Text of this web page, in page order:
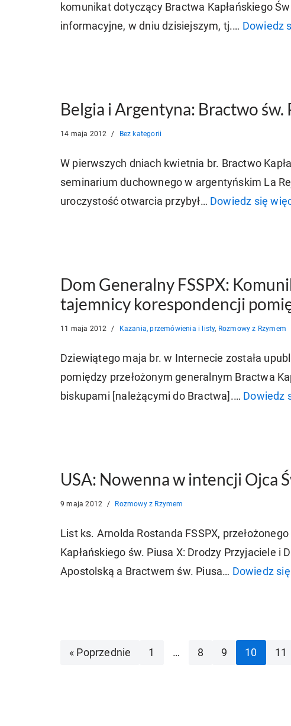
komunikat dotyczący Bractwa Kapłańskiego
informacyjne, w dniu dzisiejszym, tj.… Dowiedz
Belgia i Argentyna: Bractwo św.
14 maja 2012 Bez kategorii
W pierwszych dniach kwietnia br. Bractwo
seminarium duchownego w argentyńskim La
uroczystość otwarcia przybył… Dowiedz się
Dom Generalny FSSPX:
tajemnicy korespondencji
11 maja 2012 Kazania, przemówienia i listy, Rozmowy z Rzymem
Dziewiątego maja br. w Internecie została
pomiędzy przełożonym generalnym Bractwa
biskupami [należącymi do Bractwa].… Dowiedz
USA: Nowenna w intencji Ojca
9 maja 2012 Rozmowy z Rzymem
List ks. Arnolda Rostanda FSSPX,
Kapłańskiego św. Piusa X: Drodzy Przyjaciele
Apostolską a Bractwem św. Piusa… Dowiedz
« Poprzednie 1 … 8 9 10 11